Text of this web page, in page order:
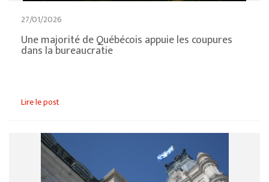
27/01/2026
Une majorité de Québécois appuie les coupures
dans la bureaucratie
Lire le post